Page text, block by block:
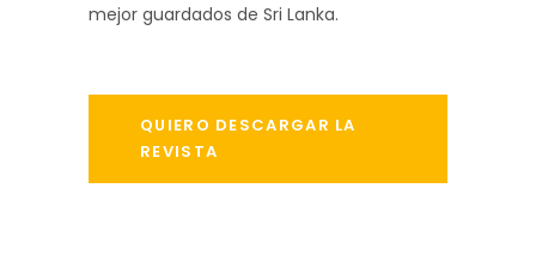
mejor guardados de Sri Lanka.
QUIERO DESCARGAR LA
REVISTA